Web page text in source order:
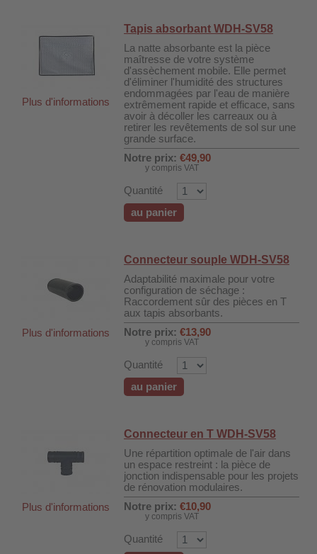
Plus d'informations
Tapis absorbant WDH-SV58
La natte absorbante est la pièce
maîtresse de votre système
d'assèchement mobile. Elle permet
d'éliminer l'humidité des structures
endommagées par l'eau de manière
extrêmement rapide et efficace, sans
avoir à décoller les carreaux ou à
retirer les revêtements de sol sur une
grande surface.
Notre prix: €49,90
y compris VAT
Quantité
au panier
Plus d'informations
Connecteur souple WDH-SV58
Adaptabilité maximale pour votre
configuration de séchage :
Raccordement sûr des pièces en T
aux tapis absorbants.
Notre prix: €13,90
y compris VAT
Quantité
au panier
Plus d'informations
Connecteur en T WDH-SV58
Une répartition optimale de l'air dans
un espace restreint : la pièce de
jonction indispensable pour les projets
de rénovation modulaires.
Notre prix: €10,90
y compris VAT
Quantité